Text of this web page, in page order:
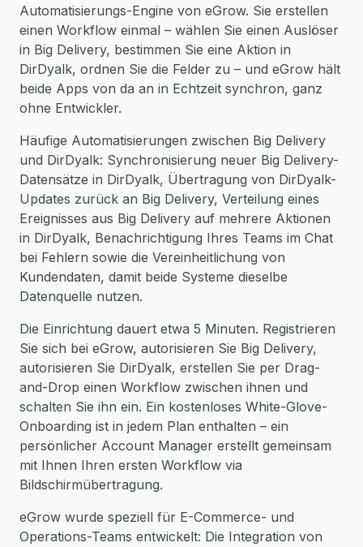
Automatisierungs-Engine von eGrow. Sie erstellen
einen Workflow einmal – wählen Sie einen Auslöser
in Big Delivery, bestimmen Sie eine Aktion in
DirDyalk, ordnen Sie die Felder zu – und eGrow hält
beide Apps von da an in Echtzeit synchron, ganz
ohne Entwickler.
Häufige Automatisierungen zwischen Big Delivery
und DirDyalk: Synchronisierung neuer Big Delivery-
Datensätze in DirDyalk, Übertragung von DirDyalk-
Updates zurück an Big Delivery, Verteilung eines
Ereignisses aus Big Delivery auf mehrere Aktionen
in DirDyalk, Benachrichtigung Ihres Teams im Chat
bei Fehlern sowie die Vereinheitlichung von
Kundendaten, damit beide Systeme dieselbe
Datenquelle nutzen.
Die Einrichtung dauert etwa 5 Minuten. Registrieren
Sie sich bei eGrow, autorisieren Sie Big Delivery,
autorisieren Sie DirDyalk, erstellen Sie per Drag-
and-Drop einen Workflow zwischen ihnen und
schalten Sie ihn ein. Ein kostenloses White-Glove-
Onboarding ist in jedem Plan enthalten – ein
persönlicher Account Manager erstellt gemeinsam
mit Ihnen Ihren ersten Workflow via
Bildschirmübertragung.
eGrow wurde speziell für E-Commerce- und
Operations-Teams entwickelt: Die Integration von